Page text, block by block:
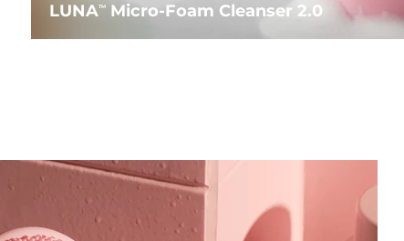
LUNATMMicro-Foam Cleanser 2.0